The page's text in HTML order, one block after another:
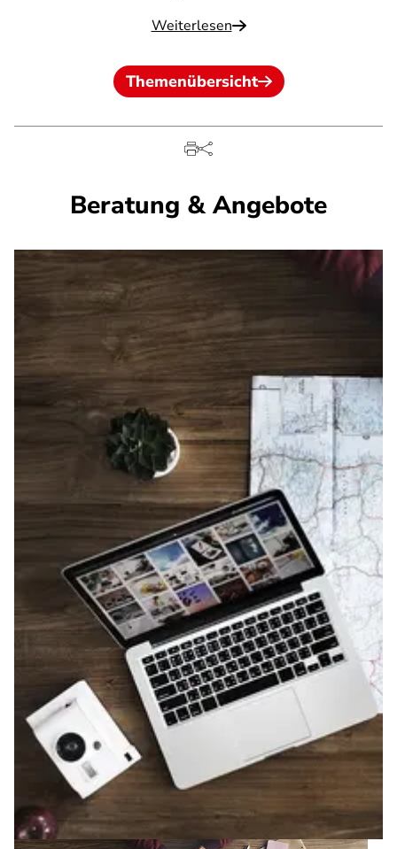
Weiterlesen
Themenübersicht
Beratung & Angebote